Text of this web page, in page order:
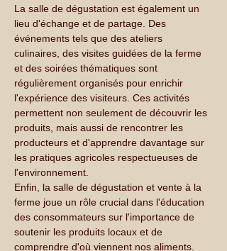
La salle de dégustation est également un
lieu d'échange et de partage. Des
événements tels que des ateliers
culinaires, des visites guidées de la ferme
et des soirées thématiques sont
régulièrement organisés pour enrichir
l'expérience des visiteurs. Ces activités
permettent non seulement de découvrir les
produits, mais aussi de rencontrer les
producteurs et d'apprendre davantage sur
les pratiques agricoles respectueuses de
l'environnement.
Enfin, la salle de dégustation et vente à la
ferme joue un rôle crucial dans l'éducation
des consommateurs sur l'importance de
soutenir les produits locaux et de
comprendre d'où viennent nos aliments.